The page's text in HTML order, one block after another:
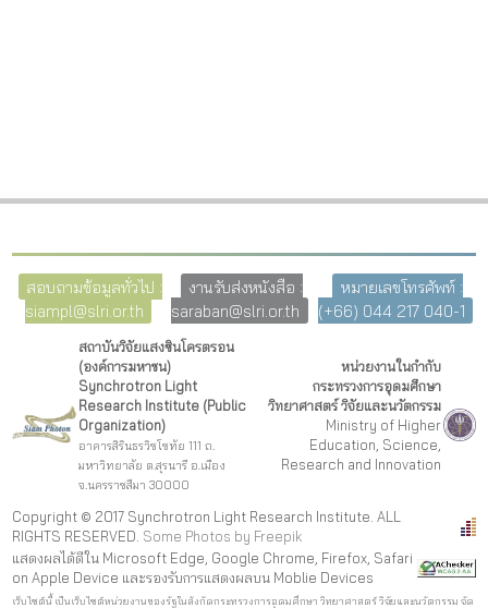
สอบถามข้อมูลทั่วไป :
siampl@slri.or.th
งานรับส่งหนังสือ :
saraban@slri.or.th
หมายเลขโทรศัพท์ :
(+66) 044 217 040-1
สถาบันวิจัยแสงซินโครตรอน
(องค์การมหาชน)
Synchrotron Light
Research Institute (Public
Organization)
อาคารสิรินธรวิชโชทัย 111 ถ.
มหาวิทยาลัย ต.สุรนารี อ.เมือง
จ.นครราชสีมา 30000
หน่วยงานในกำกับ
กระทรวงการอุดมศึกษา
วิทยาศาสตร์ วิจัยและนวัตกรรม
Ministry of Higher
Education, Science,
Research and Innovation
Copyright © 2017 Synchrotron Light Research Institute. ALL
RIGHTS RESERVED. Some Photos by Freepik
แสดงผลได้ดีใน Microsoft Edge, Google Chrome, Firefox, Safari
on Apple Device และรองรับการแสดงผลบน Moblie Devices
เว็บไซต์นี้ เป็นเว็บไซต์หน่วยงานของรัฐในสังกัดกระทรวงการอุดมศึกษา วิทยาศาสตร์ วิจัยและนวัตกรรม จัด